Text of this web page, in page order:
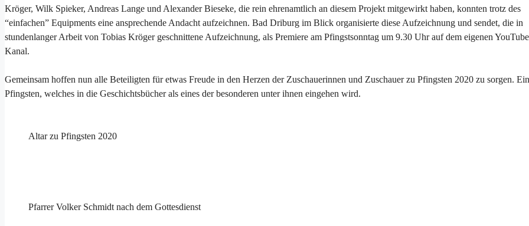
Kröger, Wilk Spieker, Andreas Lange und Alexander Bieseke, die rein ehrenamtlich an diesem Projekt mitgewirkt haben, konnten trotz des
“einfachen” Equipments eine ansprechende Andacht aufzeichnen. Bad Driburg im Blick organisierte diese Aufzeichnung und sendet, die in
stundenlanger Arbeit von Tobias Kröger geschnittene Aufzeichnung, als Premiere am Pfingstsonntag um 9.30 Uhr auf dem eigenen YouTube
Kanal.
Gemeinsam hoffen nun alle Beteiligten für etwas Freude in den Herzen der Zuschauerinnen und Zuschauer zu Pfingsten 2020 zu sorgen. Ein
Pfingsten, welches in die Geschichtsbücher als eines der besonderen unter ihnen eingehen wird.
Altar zu Pfingsten 2020
Pfarrer Volker Schmidt nach dem Gottesdienst